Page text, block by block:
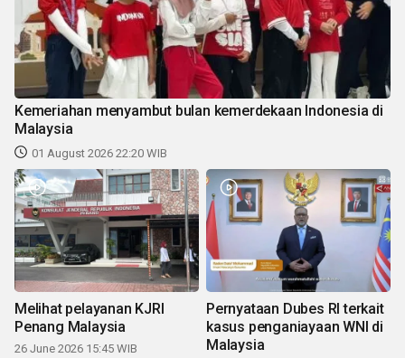
Kemeriahan menyambut bulan kemerdekaan Indonesia di
Malaysia
01 August 2026 22:20 WIB
Melihat pelayanan KJRI
Penang Malaysia
26 June 2026 15:45 WIB
Pernyataan Dubes RI terkait
kasus penganiayaan WNI di
Malaysia